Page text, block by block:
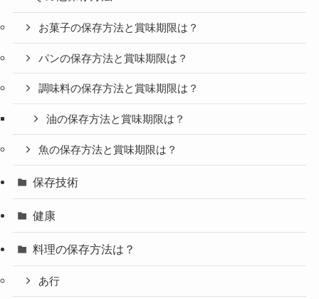
お菓子の保存方法と賞味期限は？
パンの保存方法と賞味期限は？
調味料の保存方法と賞味期限は？
油の保存方法と賞味期限は？
魚の保存方法と賞味期限は？
保存技術
健康
料理の保存方法は？
あ行